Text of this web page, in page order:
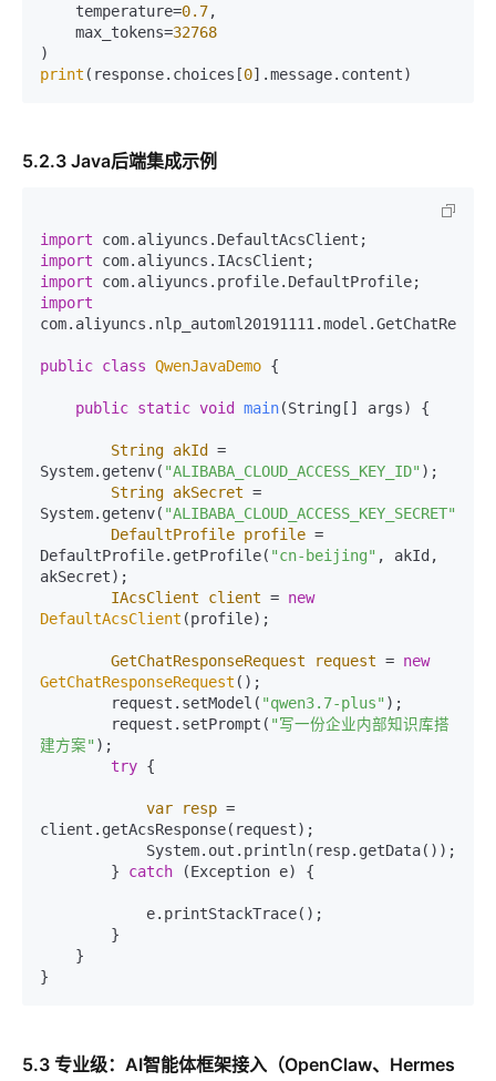
    temperature=
0.7,
    max_tokens=
32768
print (response.choices[0
5.2.3 Java后端集成示例
import
import
import
import
public class QwenJavaDemo {
public static void main(String[] args) {
String akId =
System.getenv( "ALIBABA_CLOUD_ACCESS_KEY_ID" );
String akSecret =
System.getenv( "ALIBABA_CLOUD_ACCESS_KEY_SECRET"
DefaultProfile profile =
DefaultProfile.getProfile( "cn-beijing" , akId,
akSecret);
IAcsClient
client = new
DefaultAcsClient (profile);
GetChatResponseRequest request = new
GetChatResponseRequest ();
        request.setModel(
"qwen3.7-plus" );
        request.setPrompt(
"写一份企业内部知识库搭
建方案" );
try {
var resp =
client.getAcsResponse(request);
        }
catch (Exception e) {
5.3 专业级：AI智能体框架接入（OpenClaw、Hermes